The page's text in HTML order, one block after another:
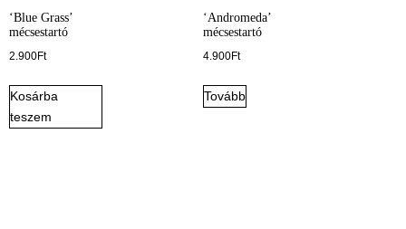
‘Blue Grass’
mécsestartó
2.900Ft
Kosárba
teszem
‘Andromeda’
mécsestartó
4.900Ft
Tovább